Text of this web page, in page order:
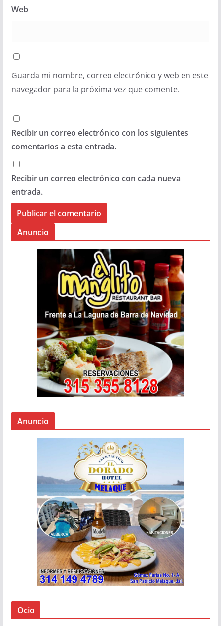
Web
Guarda mi nombre, correo electrónico y web en este
navegador para la próxima vez que comente.
Recibir un correo electrónico con los siguientes
comentarios a esta entrada.
Recibir un correo electrónico con cada nueva
entrada.
Anuncio
Anuncio
Ocio